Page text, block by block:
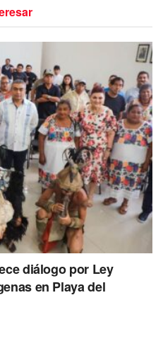
la encarcelación de
la ley lo contempla en
la Fiscalía analiza otros
entre los que destaca el de
a dos menores en Villas
custodia en elCENCAAZ
de sus dueños.
Toledo Medina
a la información: “La
diálogo por Ley
en Playa del